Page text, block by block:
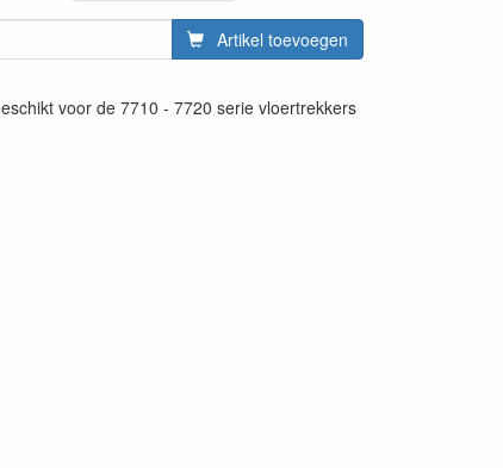
Artikel toevoegen
voor de 7710 - 7720 serie vloertrekkers